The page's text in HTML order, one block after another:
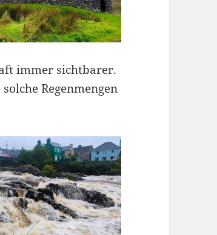
immer sichtbarer.
Regenmengen